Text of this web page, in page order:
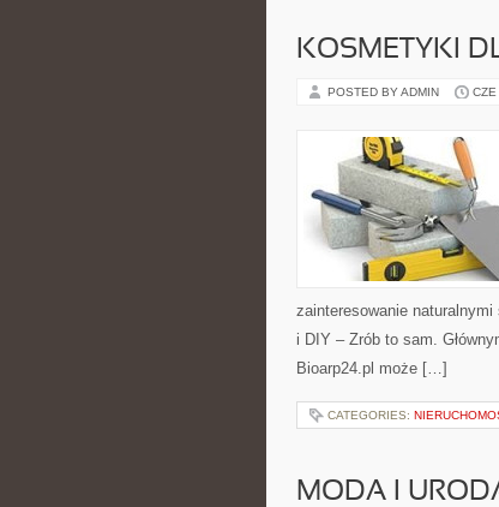
KOSMETYKI
POSTED BY ADMIN
zainteresowanie naturalnymi
i DIY – Zrób to sam.
Bioarp24.pl może […]
CATEGORIES:
MODA I